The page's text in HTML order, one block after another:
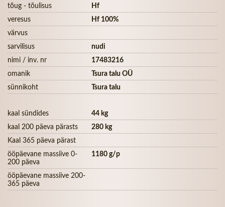
tõug - tõulisus
Hf
veresus
Hf 100%
värvus
sarvilisus
nudi
nimi / inv. nr
17483216
omanik
Tsura talu OÜ
sünnikoht
Tsura talu
kaal sündides
44 kg
kaal 200 päeva pärasts
280 kg
Kaal 365 päeva pärast
ööpäevane massiive 0-
200 päeva
1180 g/p
ööpäevane massiive 200-
365 päeva